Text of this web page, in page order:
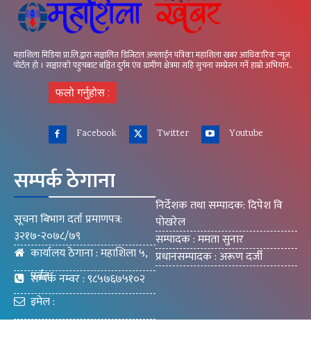
महाशिला मिडिया प्रा.लि.द्वारा सञ्चालित डिजिटल अनलाईन पत्रिका महाशिला खबर आधिकारिक न्यूज
पोर्टल हो । सञ्चारको पहुचबाट बञ्चित दुर्गम एंव ग्रामीण क्षेत्रमा सहि सुचना सम्प्रेसन गर्ने हाम्रो अभियान..
फलो गर्नुहोस :
Facebook Twitter Youtube
सम्पर्क ठेगाना
सूचना बिभाग दर्ता प्रमाणपत्र:
३२१७-२०७८/७९
कार्यालय ठेगाना : महाशिला ५,
पर्वत
सम्पर्क नम्वर : ९८५७६७५१०२
इमेल :
mahashilakhabar9@gmail.com
निर्देशक तथा सम्पादक: दिपेश वि
पोखरेल
सम्पादक : ममता सुनार
प्रधानसम्पादक : अरूण दर्जी